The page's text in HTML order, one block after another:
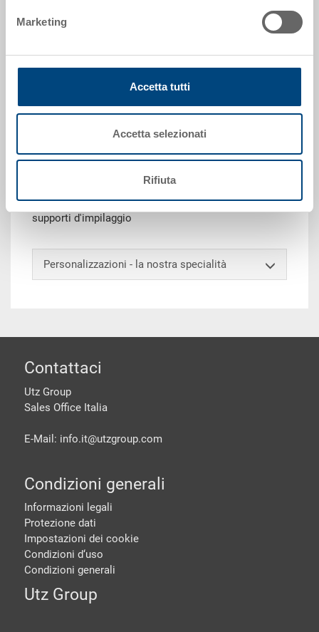
Marketing
Accetta tutti
Accetta selezionati
Rifiuta
Richiedi offerta
Dati tecnici
Contenitore NESCO, PP, blu luce RAL 5012, coperchio
545x368 mm, interno in basso 510x330 mm, altezza
interna 300 mm, altezza da inserito 95 mm, 54.0 l,
concentriche 17 mm, 2 impugnature a conchiglia,
coperchio in 2 parti, diviso sul lato lungo, con
supporti d'impilaggio
Personalizzazioni - la nostra specialità
piè di pagine
Contattaci
Utz Group
Sales Office Italia
E-Mail: info.it@utzgroup.com
Condizioni generali
Informazioni legali
Protezione dati
Impostazioni dei cookie
Condizioni d‘uso
Condizioni generali
Utz Group